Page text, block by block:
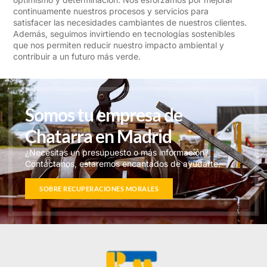
continuamente nuestros procesos y servicios para
satisfacer las necesidades cambiantes de nuestros clientes.
Además, seguimos invirtiendo en tecnologías sostenibles
que nos permiten reducir nuestro impacto ambiental y
contribuir a un futuro más verde.
Somos tu empresa de
Chatarra en Madrid
¿Necesitas un presupuesto o más información?
Contáctanos, estaremos encantados de ayudarte.
SOBRE RECUPERACIONES MORALES